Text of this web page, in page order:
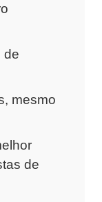
de
mesmo
de